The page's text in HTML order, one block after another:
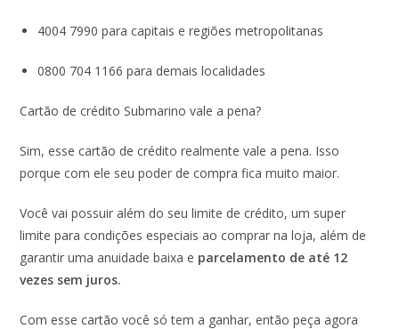
4004 7990 para capitais e regiões metropolitanas
0800 704 1166 para demais localidades
Cartão de crédito Submarino vale a pena?
Sim, esse cartão de crédito realmente vale a pena. Isso
porque com ele seu poder de compra fica muito maior.
Você vai possuir além do seu limite de crédito, um super
limite para condições especiais ao comprar na loja, além de
garantir uma anuidade baixa e parcelamento de até 12
vezes sem juros.
Com esse cartão você só tem a ganhar, então peça agora